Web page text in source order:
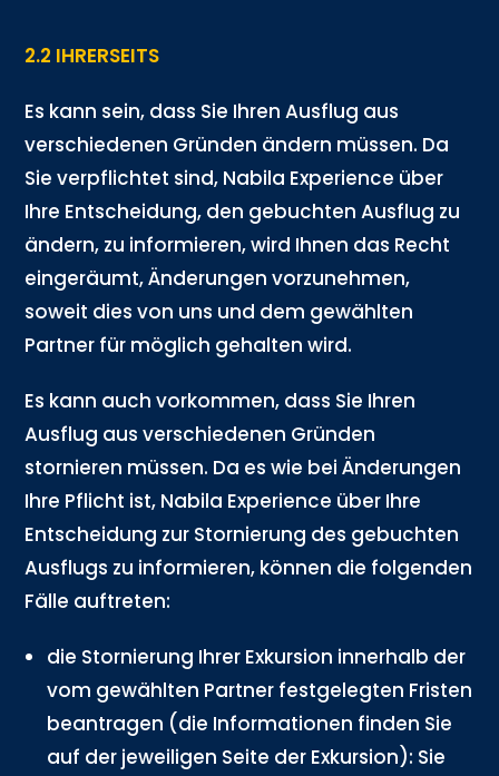
2.2 IHRERSEITS
Es kann sein, dass Sie Ihren Ausflug aus
verschiedenen Gründen ändern müssen. Da
Sie verpflichtet sind, Nabila Experience über
Ihre Entscheidung, den gebuchten Ausflug zu
ändern, zu informieren, wird Ihnen das Recht
eingeräumt, Änderungen vorzunehmen,
soweit dies von uns und dem gewählten
Partner für möglich gehalten wird.
Es kann auch vorkommen, dass Sie Ihren
Ausflug aus verschiedenen Gründen
stornieren müssen. Da es wie bei Änderungen
Ihre Pflicht ist, Nabila Experience über Ihre
Entscheidung zur Stornierung des gebuchten
Ausflugs zu informieren, können die folgenden
Fälle auftreten:
die Stornierung Ihrer Exkursion innerhalb der
vom gewählten Partner festgelegten Fristen
beantragen (die Informationen finden Sie
auf der jeweiligen Seite der Exkursion): Sie